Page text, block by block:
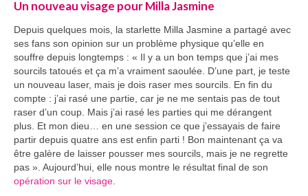
Un nouveau visage pour Milla Jasmine
Depuis quelques mois, la starlette Milla Jasmine a partagé avec
ses fans son opinion sur un problème physique qu’elle en
souffre depuis longtemps : « Il y a un bon temps que j’ai mes
sourcils tatoués et ça m’a vraiment saoulée. D’une part, je teste
un nouveau laser, mais je dois raser mes sourcils. En fin du
compte : j’ai rasé une partie, car je ne me sentais pas de tout
raser d’un coup. Mais j’ai rasé les parties qui me dérangent
plus. Et mon dieu… en une session ce que j’essayais de faire
partir depuis quatre ans est enfin parti ! Bon maintenant ça va
être galère de laisser pousser mes sourcils, mais je ne regrette
pas ». Aujourd’hui, elle nous montre le résultat final de son
opération sur le visage.